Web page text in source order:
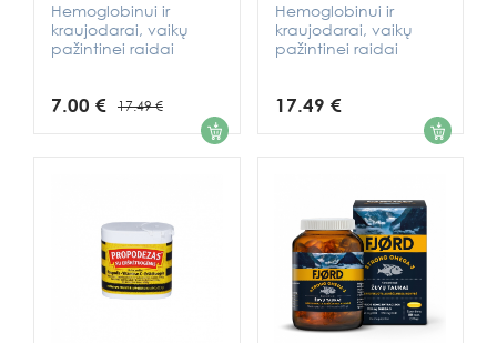
Hemoglobinui ir
kraujodarai, vaikų
pažintinei raidai
7.00 € 17.49 € 1
Hemoglobinui ir
kraujodarai, vaikų
pažintinei raidai
17.49 € 1